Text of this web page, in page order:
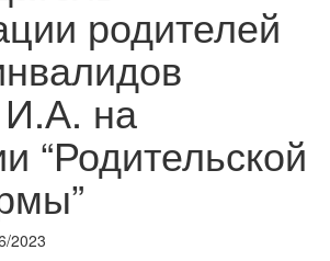
родителей
на
“Родительской
2023